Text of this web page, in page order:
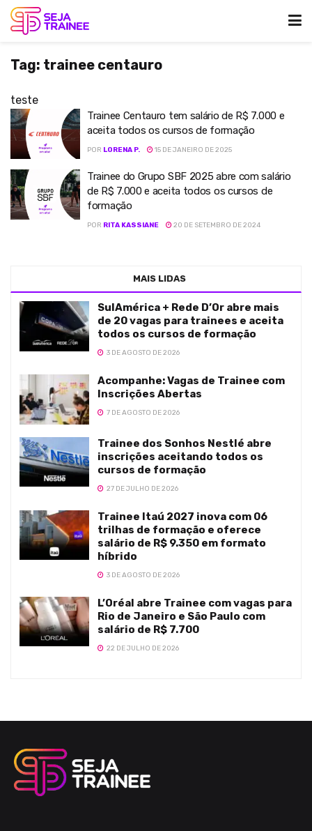
Tag: trainee centauro
teste
Trainee Centauro tem salário de R$ 7.000 e
aceita todos os cursos de formação
POR LORENA P. 15 DE JANEIRO DE 2025
Trainee do Grupo SBF 2025 abre com salário
de R$ 7.000 e aceita todos os cursos de
formação
POR RITA KASSIANE 20 DE SETEMBRO DE 2024
MAIS LIDAS
SulAmérica + Rede D’Or abre mais
de 20 vagas para trainees e aceita
todos os cursos de formação
3 DE AGOSTO DE 2026
Acompanhe: Vagas de Trainee com
Inscrições Abertas
7 DE AGOSTO DE 2026
Trainee dos Sonhos Nestlé abre
inscrições aceitando todos os
cursos de formação
27 DE JULHO DE 2026
Trainee Itaú 2027 inova com 06
trilhas de formação e oferece
salário de R$ 9.350 em formato
híbrido
3 DE AGOSTO DE 2026
L’Oréal abre Trainee com vagas para
Rio de Janeiro e São Paulo com
salário de R$ 7.700
22 DE JULHO DE 2026